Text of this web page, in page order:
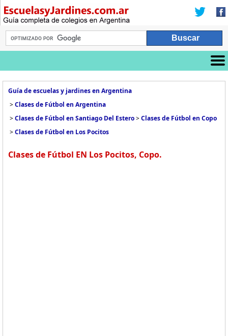
Guía de escuelas y jardines en Argentina
>Clases de Fútbol en Argentina
>Clases de Fútbol en Santiago Del Estero>Clases de Fútbol en Copo
>Clases de Fútbol en Los Pocitos
Clases de Fútbol EN Los Pocitos, Copo.